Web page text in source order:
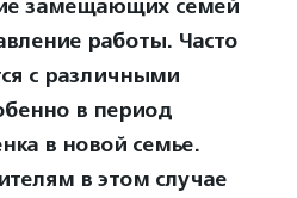
замещающих семей
работы. Часто
с различными
в период
в новой семье.
в этом случае